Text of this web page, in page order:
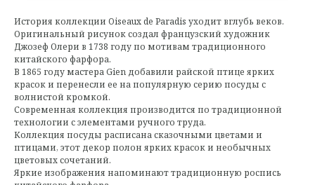
История коллекции Oiseaux de Paradis уходит вглубь веков.
Оригинальный рисунок создал французский художник
Джозеф Олери в 1738 году по мотивам традиционного
китайского фарфора.
В 1865 году мастера Gien добавили райской птице ярких
красок и перенесли ее на популярную серию посуды с
волнистой кромкой.
Современная коллекция производится по традиционной
технологии с элементами ручного труда.
Коллекция посуды расписана сказочными цветами и
птицами, этот декор полон ярких красок и необычных
цветовых сочетаний.
Яркие изображения напоминают традиционную роспись